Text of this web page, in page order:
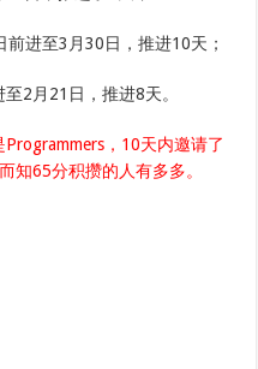
进至3月30日，推进10天；
2月21日，推进8天。
，10天内邀请了
知65分积攒的人有多多。